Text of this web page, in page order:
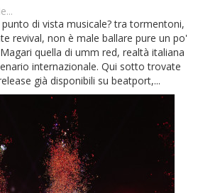
revival, non è male ballare pure un po'
quella di umm red, realtà italiana
internazionale. Qui sotto trovate
già disponibili su beatport,...